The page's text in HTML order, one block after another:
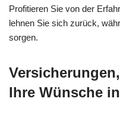
Profitieren Sie von der
lehnen Sie sich zurück,
sorgen.
Ihre Wünsche